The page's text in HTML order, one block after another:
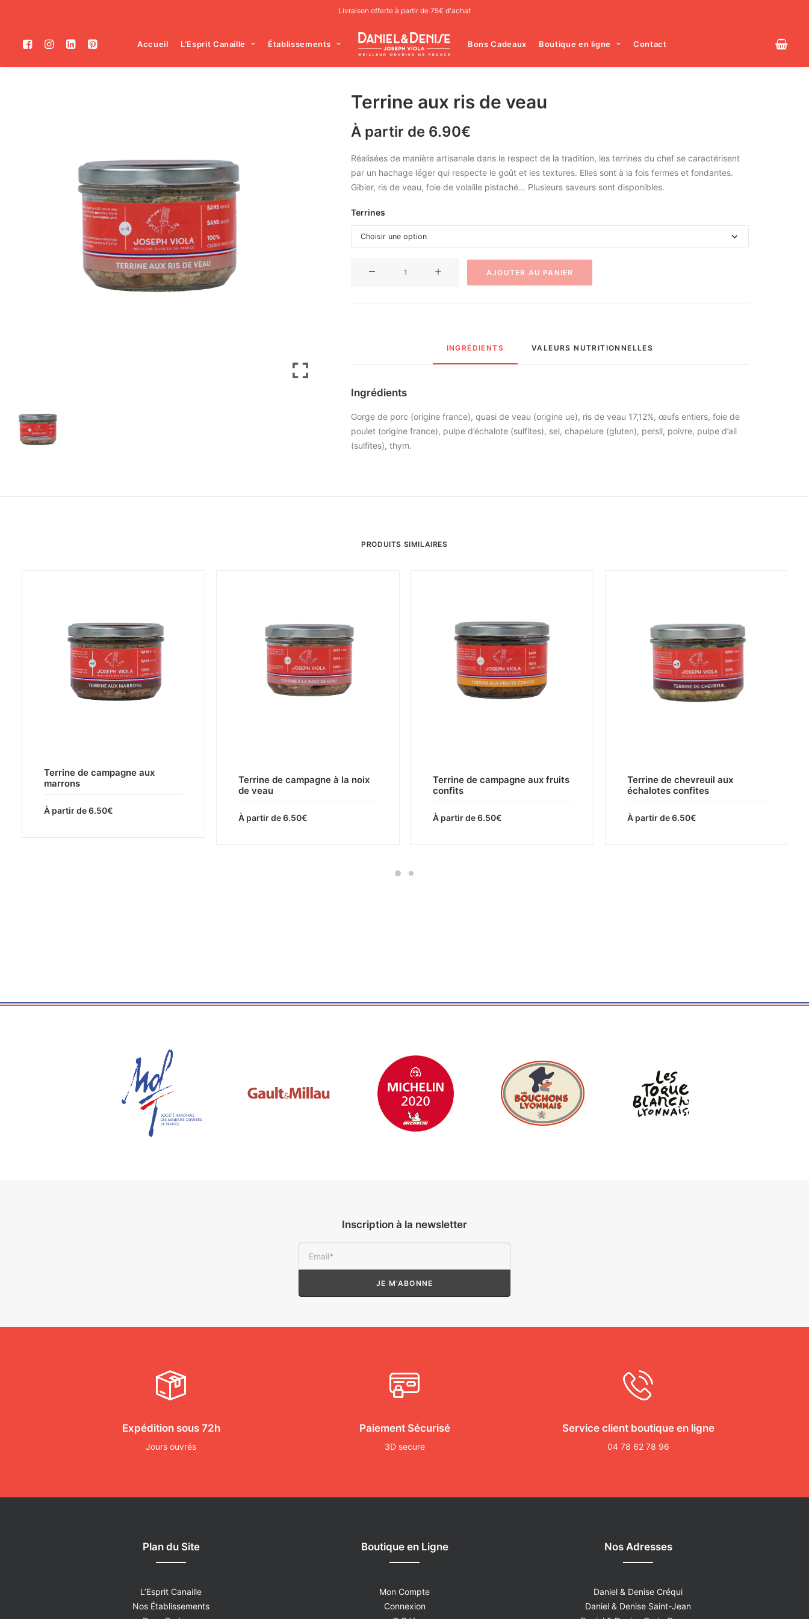
Livraison offerte à partir de 75€ d'achat
Accueil L’Esprit Canaille Établissements Bons Cadeaux Boutique en ligne Contact
Terrine aux ris de veau
À partir de 6.90€
Réalisées de manière artisanale dans le respect de la tradition, les terrines du chef se caractérisent
par un hachage léger qui respecte le goût et les textures. Elles sont à la fois fermes et fondantes.
Gibier, ris de veau, foie de volaille pistaché… Plusieurs saveurs sont disponibles.
Terrines
AJOUTER AU PANIER
INGRÉDIENTS VALEURS NUTRITIONNELLES
Ingrédients
Gorge de porc (origine france), quasi de veau (origine ue), ris de veau 17,12%, œufs entiers, foie de
poulet (origine france), pulpe d’échalote (sulfites), sel, chapelure (gluten), persil, poivre, pulpe d’ail
(sulfites), thym.
PRODUITS SIMILAIRES
Terrine de campagne aux
marrons
À partir de6.50€
Terrine de campagne à la noix
de veau
À partir de6.50€
Terrine de campagne aux fruits
confits
À partir de6.50€
Terrine de chevreuil aux
échalotes confites
À partir de6.50€
Inscription à la newsletter
Expédition sous 72h
Jours ouvrés
Paiement Sécurisé
3D secure
Service client boutique en ligne
04 78 62 78 96
Plan du Site
L’Esprit Canaille
Nos Établissements
Boutique en Ligne
Mon Compte
Connexion
Nos Adresses
Daniel & Denise Créqui
Daniel & Denise Saint-Jean